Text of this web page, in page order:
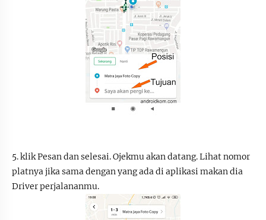
5. klik Pesan dan selesai. Ojekmu akan datang. Lihat nomor
platnya jika sama dengan yang ada di aplikasi makan dia
Driver perjalananmu.